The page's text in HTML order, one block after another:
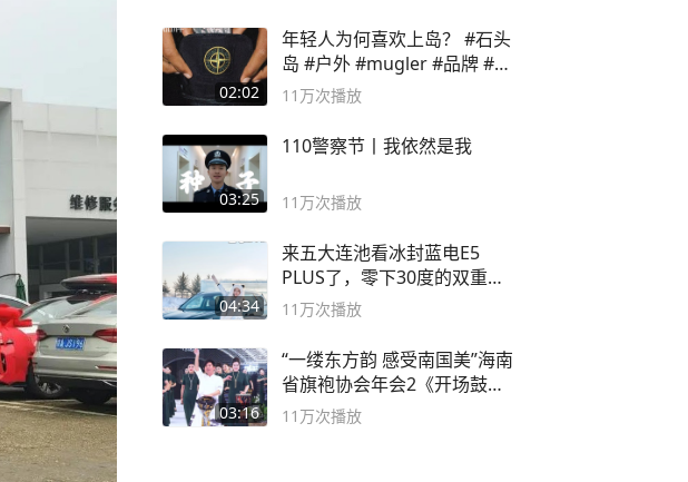
02:02
年轻人为何喜欢上岛？ #石头
岛 #户外 #mugler #品牌 #足
球流氓
11万次播放
03:25
110警察节丨我依然是我
11万次播放
04:34
来五大连池看冰封蓝电E5
PLUS了，零下30度的双重冰
封40小时全录
11万次播放
03:16
“一缕东方韵 感受南国美”海南
省旗袍协会年会2《开场鼓》
二团
11万次播放